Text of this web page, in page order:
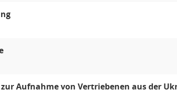
Aufnahme von Vertriebenen aus der